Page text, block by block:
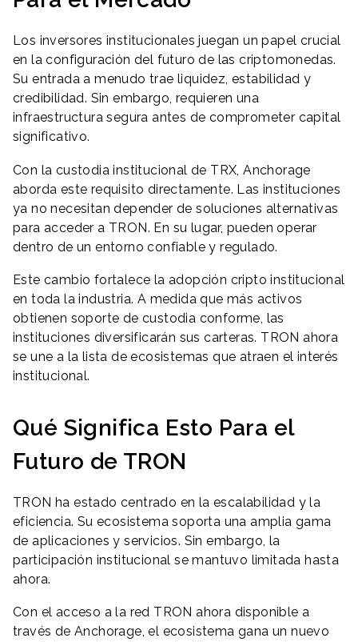
Los inversores institucionales juegan un papel crucial
en la configuración del futuro de las criptomonedas.
Su entrada a menudo trae liquidez, estabilidad y
credibilidad. Sin embargo, requieren una
infraestructura segura antes de comprometer capital
significativo.
Con la custodia institucional de TRX, Anchorage
aborda este requisito directamente. Las instituciones
ya no necesitan depender de soluciones alternativas
para acceder a TRON. En su lugar, pueden operar
dentro de un entorno confiable y regulado.
Este cambio fortalece la adopción cripto institucional
en toda la industria. A medida que más activos
obtienen soporte de custodia conforme, las
instituciones diversificarán sus carteras. TRON ahora
se une a la lista de ecosistemas que atraen el interés
institucional.
Qué Significa Esto Para el
Futuro de TRON
TRON ha estado centrado en la escalabilidad y la
eficiencia. Su ecosistema soporta una amplia gama
de aplicaciones y servicios. Sin embargo, la
participación institucional se mantuvo limitada hasta
ahora.
Con el acceso a la red TRON ahora disponible a
través de Anchorage, el ecosistema gana un nuevo